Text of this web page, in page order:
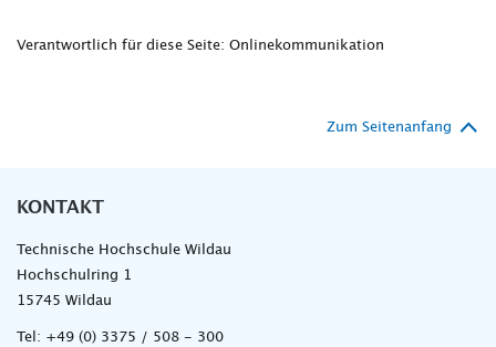
Verantwortlich für diese Seite: Onlinekommunikation
Zum Seitenanfang
KONTAKT
Technische Hochschule Wildau
Hochschulring 1
15745 Wildau
Tel: +49 (0) 3375 / 508 - 300